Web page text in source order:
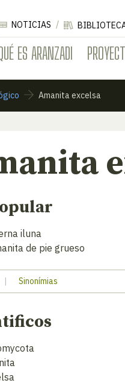
ES ARANZADI
NOTICIAS
Amanita excelsa
iluna
de pie grueso
| Sinonímias